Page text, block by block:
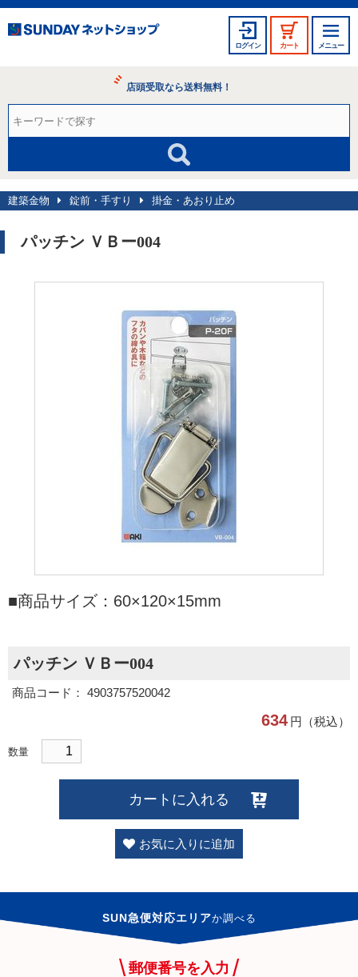
ログイン カート メニュー
店頭受取なら送料無料！
建築金物 錠前・手すり 掛金・あおり止め
パッチン ＶＢー004
■商品サイズ：60×120×15mm
パッチン ＶＢー004
商品コード： 4903757520042
634 円（税込）
数量
カートに入れる
お気に入りに追加
SUN急便対応エリアか調べる
郵便番号を入力